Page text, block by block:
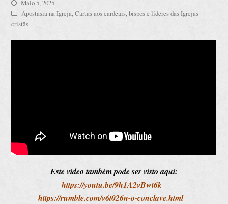
Maio 5, 2025
Apostasia na Igreja,Cartas aos cardeais, bispos e líderes das Igrejas
cristãs
Este vídeo também pode ser visto aqui:
https://youtu.be/9h1A2vBwt6k
https://rumble.com/v6t026n-o-conclave.html